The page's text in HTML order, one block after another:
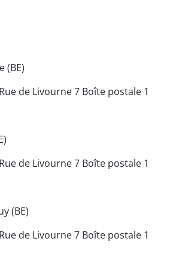
(BE)
de Livourne 7 Boîte postale 1
de Livourne 7 Boîte postale 1
(BE)
de Livourne 7 Boîte postale 1